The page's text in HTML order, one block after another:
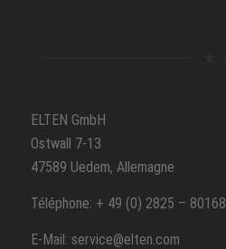
ELTEN GmbH
Ostwall 7-13
47589 Uedem, Allemagne
Téléphone: + 49 (0) 2825 – 80168
E-Mail: service@elten.com